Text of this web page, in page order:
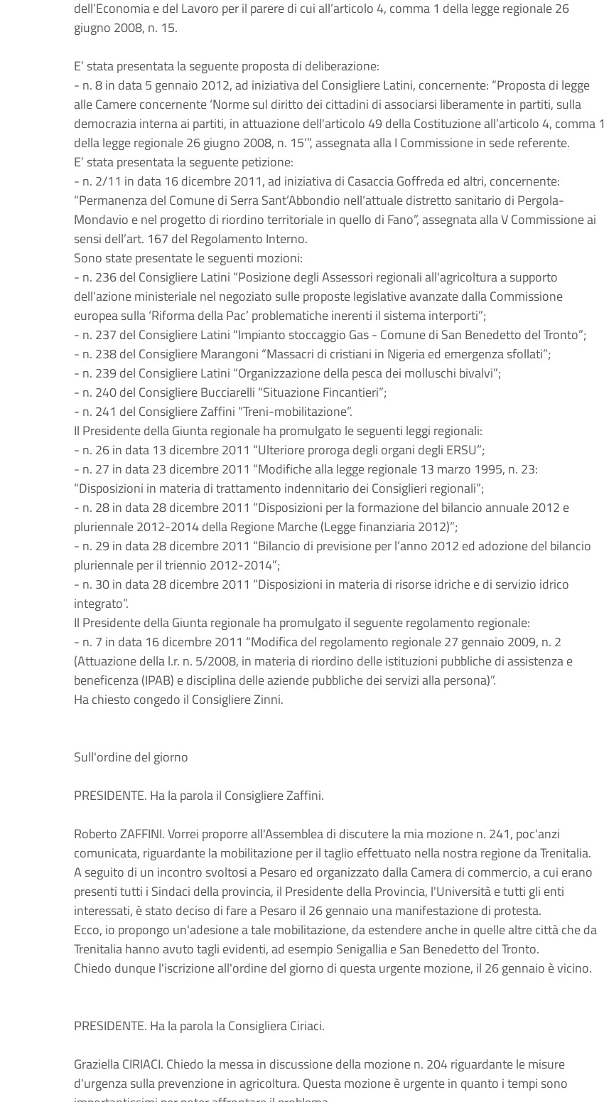
dell’Economia e del Lavoro per il parere di cui all’articolo 4, comma 1 della legge regionale 26
giugno 2008, n. 15.
E’ stata presentata la seguente proposta di deliberazione:
- n. 8 in data 5 gennaio 2012, ad iniziativa del Consigliere Latini, concernente: “Proposta di legge
alle Camere concernente ‘Norme sul diritto dei cittadini di associarsi liberamente in partiti, sulla
democrazia interna ai partiti, in attuazione dell'articolo 49 della Costituzione all’articolo 4, comma 1
della legge regionale 26 giugno 2008, n. 15’”, assegnata alla I Commissione in sede referente.
E’ stata presentata la seguente petizione:
- n. 2/11 in data 16 dicembre 2011, ad iniziativa di Casaccia Goffreda ed altri, concernente:
“Permanenza del Comune di Serra Sant’Abbondio nell’attuale distretto sanitario di Pergola-
Mondavio e nel progetto di riordino territoriale in quello di Fano”, assegnata alla V Commissione ai
sensi dell’art. 167 del Regolamento Interno.
Sono state presentate le seguenti mozioni:
- n. 236 del Consigliere Latini “Posizione degli Assessori regionali all'agricoltura a supporto
dell'azione ministeriale nel negoziato sulle proposte legislative avanzate dalla Commissione
europea sulla ‘Riforma della Pac’ problematiche inerenti il sistema interporti”;
- n. 237 del Consigliere Latini “Impianto stoccaggio Gas - Comune di San Benedetto del Tronto”;
- n. 238 del Consigliere Marangoni “Massacri di cristiani in Nigeria ed emergenza sfollati”;
- n. 239 del Consigliere Latini “Organizzazione della pesca dei molluschi bivalvi”;
- n. 240 del Consigliere Bucciarelli “Situazione Fincantieri”;
- n. 241 del Consigliere Zaffini “Treni-mobilitazione”.
Il Presidente della Giunta regionale ha promulgato le seguenti leggi regionali:
- n. 26 in data 13 dicembre 2011 “Ulteriore proroga degli organi degli ERSU”;
- n. 27 in data 23 dicembre 2011 “Modifiche alla legge regionale 13 marzo 1995, n. 23:
“Disposizioni in materia di trattamento indennitario dei Consiglieri regionali”;
- n. 28 in data 28 dicembre 2011 “Disposizioni per la formazione del bilancio annuale 2012 e
pluriennale 2012-2014 della Regione Marche (Legge finanziaria 2012)”;
- n. 29 in data 28 dicembre 2011 “Bilancio di previsione per l’anno 2012 ed adozione del bilancio
pluriennale per il triennio 2012-2014”;
- n. 30 in data 28 dicembre 2011 “Disposizioni in materia di risorse idriche e di servizio idrico
integrato”.
Il Presidente della Giunta regionale ha promulgato il seguente regolamento regionale:
- n. 7 in data 16 dicembre 2011 “Modifica del regolamento regionale 27 gennaio 2009, n. 2
(Attuazione della l.r. n. 5/2008, in materia di riordino delle istituzioni pubbliche di assistenza e
beneficenza (IPAB) e disciplina delle aziende pubbliche dei servizi alla persona)”.
Ha chiesto congedo il Consigliere Zinni.
Sull'ordine del giorno
PRESIDENTE. Ha la parola il Consigliere Zaffini.
Roberto ZAFFINI. Vorrei proporre all'Assemblea di discutere la mia mozione n. 241, poc'anzi
comunicata, riguardante la mobilitazione per il taglio effettuato nella nostra regione da Trenitalia.
A seguito di un incontro svoltosi a Pesaro ed organizzato dalla Camera di commercio, a cui erano
presenti tutti i Sindaci della provincia, il Presidente della Provincia, l'Università e tutti gli enti
interessati, è stato deciso di fare a Pesaro il 26 gennaio una manifestazione di protesta.
Ecco, io propongo un'adesione a tale mobilitazione, da estendere anche in quelle altre città che da
Trenitalia hanno avuto tagli evidenti, ad esempio Senigallia e San Benedetto del Tronto.
Chiedo dunque l'iscrizione all'ordine del giorno di questa urgente mozione, il 26 gennaio è vicino.
PRESIDENTE. Ha la parola la Consigliera Ciriaci.
Graziella CIRIACI. Chiedo la messa in discussione della mozione n. 204 riguardante le misure
d'urgenza sulla prevenzione in agricoltura. Questa mozione è urgente in quanto i tempi sono